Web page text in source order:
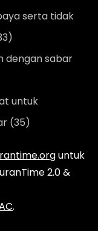
serta tidak
dengan sabar
untuk
(35)
untuk
2.0 &
.